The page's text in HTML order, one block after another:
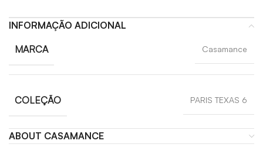
INFORMAÇÃO ADICIONAL
MARCA Casamance
COLEÇÃO PARIS TEXAS 6
ABOUT CASAMANCE